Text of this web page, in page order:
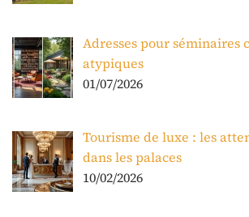
Adresses pour séminaires
atypiques
01/07/2026
Tourisme de luxe : les
dans les palaces
10/02/2026